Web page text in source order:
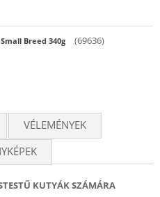
Breed 340g (69636)
VÉLEMÉNYEK
KUTYÁK SZÁMÁRA